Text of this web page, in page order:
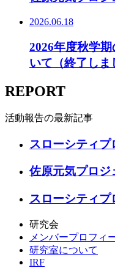
2026.06.18
2026年度秋学
いて（終了しま
REPORT
活動報告の最新記事
スローシティプ
佐原元気プロジ
スローシティプ
研究会
メンバープロフィ
研究室について
IRF